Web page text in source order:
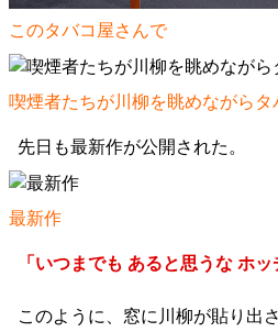
このタバコ屋さんで
喫煙者たちが川柳を眺めながらタ
先日も最新作が公開された。
最新作
「いつまでも あると思うな ホッ
このように、窓に川柳が貼り出